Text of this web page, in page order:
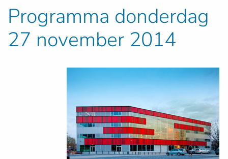
Programma donderdag
27 november 2014